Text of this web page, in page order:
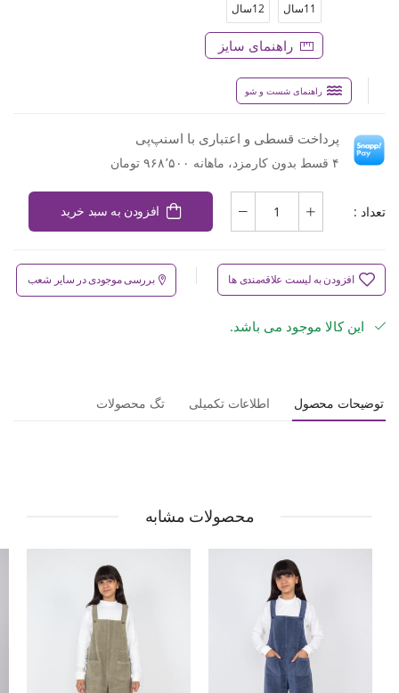
11سال 12سال
راهنمای سایز
راهنمای شست و شو
پرداخت قسطی و اعتباری با اسنپ‌پی
۴ قسط بدون کارمزد، ماهانه ۹۶۸٬۵۰۰ تومان
تعداد : افزودن به سبد خرید
افزودن به لیست علاقه‌مندی ها بررسی موجودی در سایر شعب
این کالا موجود می باشد.
توضیحات محصول اطلاعات تکمیلی تگ محصولات
محصولات مشابه